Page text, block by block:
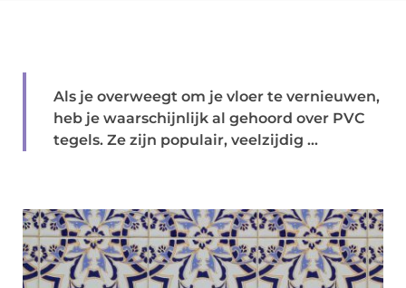
Als je overweegt om je vloer te vernieuwen,
heb je waarschijnlijk al gehoord over PVC
tegels. Ze zijn populair, veelzijdig ...